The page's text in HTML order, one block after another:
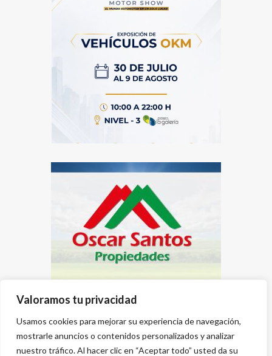
Valoramos tu privacidad
Usamos cookies para mejorar su experiencia de navegación,
mostrarle anuncios o contenidos personalizados y analizar
nuestro tráfico. Al hacer clic en “Aceptar todo” usted da su